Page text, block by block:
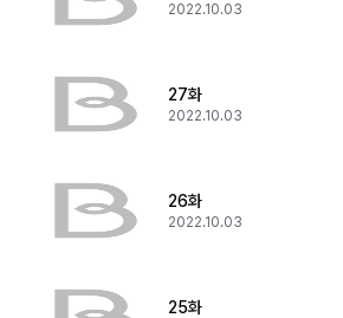
2022.10.03
27화
2022.10.03
26화
2022.10.03
25화